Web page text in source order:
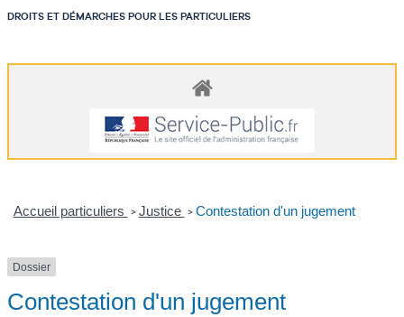
DROITS ET DÉMARCHES POUR LES PARTICULIERS
Accueil particuliers > Justice > Contestation d'un jugement
Dossier
Contestation d'un jugement